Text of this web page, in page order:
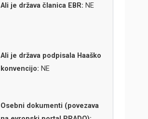
Ali je država članica EBR:NE
Ali je država podpisala Haaško
konvencijo:NE
Osebni dokumenti (povezava